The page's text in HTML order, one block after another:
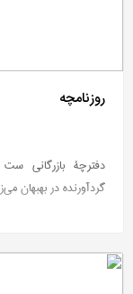
روزنامچه
دفترچۀ بازرگانی
گردآورنده در بهبهان